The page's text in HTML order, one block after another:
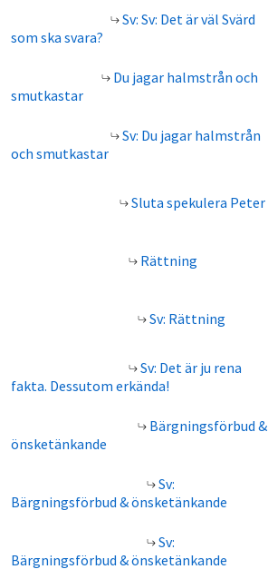
Sv: Sv: Det är väl Svärd
som ska svara?
Du jagar halmstrån och
smutkastar
Sv: Du jagar halmstrån
och smutkastar
Sluta spekulera Peter
Rättning
Sv: Rättning
Sv: Det är ju rena
fakta. Dessutom erkända!
Bärgningsförbud &
önsketänkande
Sv:
Bärgningsförbud & önsketänkande
Sv:
Bärgningsförbud & önsketänkande